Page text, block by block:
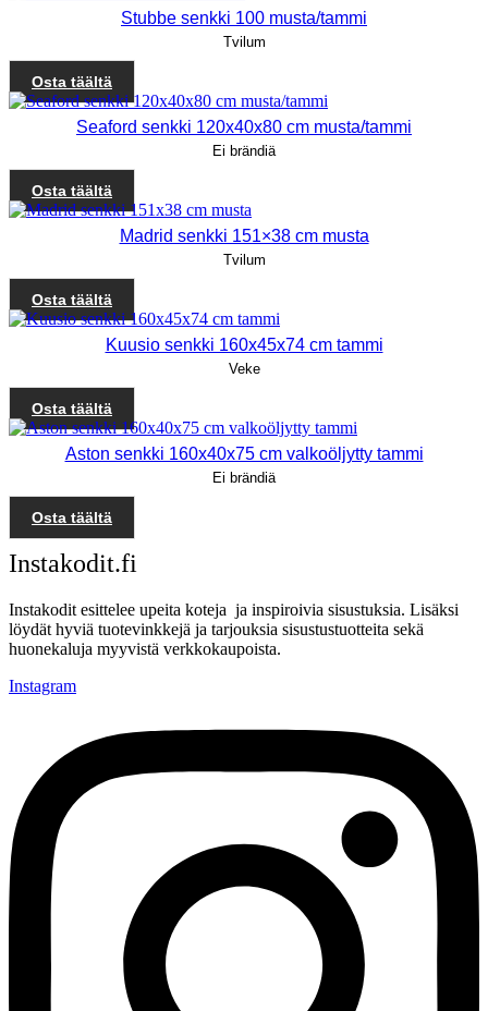
Stubbe senkki 100 musta/tammi
Tvilum
Osta täältä
Seaford senkki 120x40x80 cm musta/tammi
Ei brändiä
Osta täältä
Madrid senkki 151×38 cm musta
Tvilum
Osta täältä
Kuusio senkki 160x45x74 cm tammi
Veke
Osta täältä
Aston senkki 160x40x75 cm valkoöljytty tammi
Ei brändiä
Osta täältä
Instakodit.fi
Instakodit esittelee upeita koteja ja inspiroivia sisustuksia. Lisäksi
löydät hyviä tuotevinkkejä ja tarjouksia sisustustuotteita sekä
huonekaluja myyvistä verkkokaupoista.
Instagram